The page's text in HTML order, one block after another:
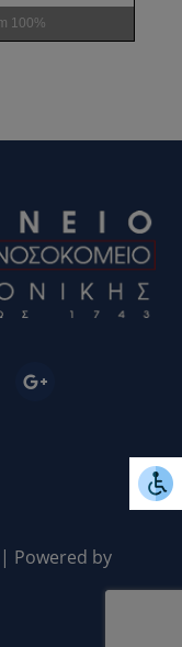
100%
Powered by